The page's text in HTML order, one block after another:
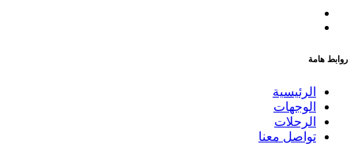
روابط هامة
الرئيسية
الوجهات
الرحلات
تواصل معنا